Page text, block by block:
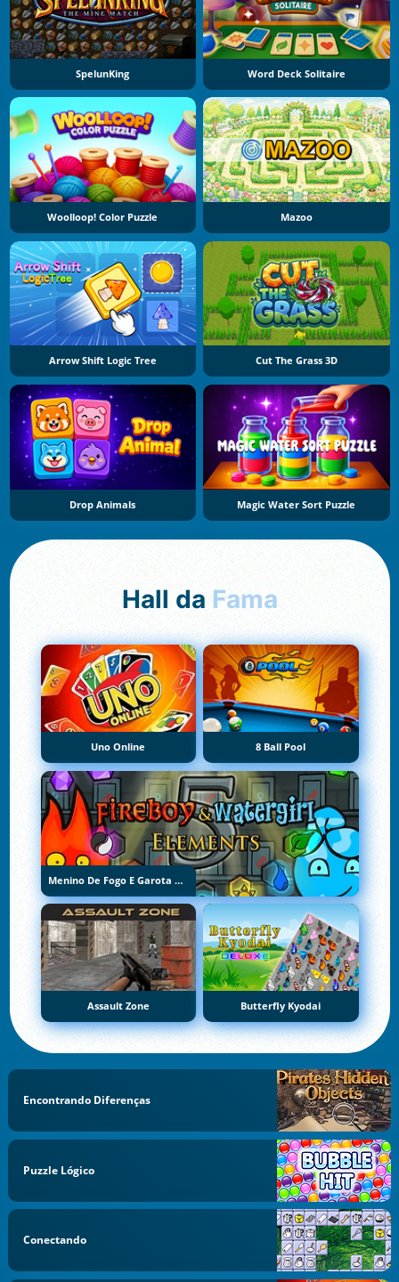
SpelunKing Word Deck Solitaire
Woolloop! Color Puzzle Mazoo
Arrow Shift Logic Tree Cut The Grass 3D
Drop Animals Magic Water Sort Puzzle
Hall da Fama
Uno Online 8 Ball Pool
Menino De Fogo E Garota De Água 5: Elementos
Assault Zone Butterfly Kyodai
Encontrando Diferenças
Puzzle Lógico
Conectando